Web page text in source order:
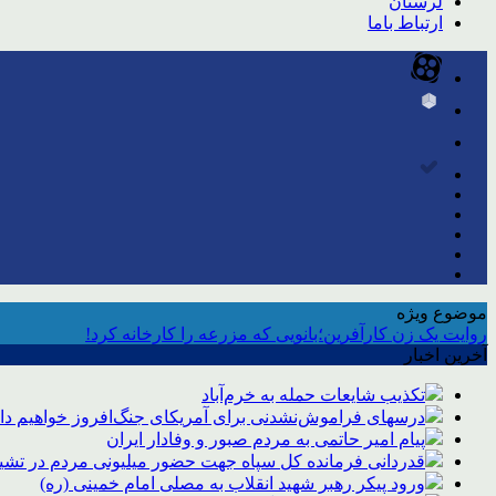
ارتباط باما
موضوع ویژه
روایت یک زن کارآفرین؛بانویی که مزرعه را کارخانه کرد!
آخرین اخبار
تکذیب شایعات حمله به خرم‌آباد
درسهای فراموش‌نشدنی برای آمریکای جنگ‌افروز خواهیم
پیام امیر حاتمی به مردم صبور و وفادار ایران
قدردانی فرمانده کل سپاه جهت حضور میلیونی مردم در
ورود پیکر رهبر شهید انقلاب به مصلی امام خمینی (ره)